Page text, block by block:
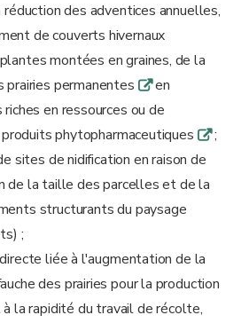
réduction des adventices annuelles,
de couverts hivernaux
montées en graines, de la
prairies permanentes qen
en ressources ou de
phytopharmaceutiques q;
sites de nidification en raison de
de la taille des parcelles et de la
structurants du paysage
;
liée à l'augmentation de la
des prairies pour la production
la rapidité du travail de récolte,